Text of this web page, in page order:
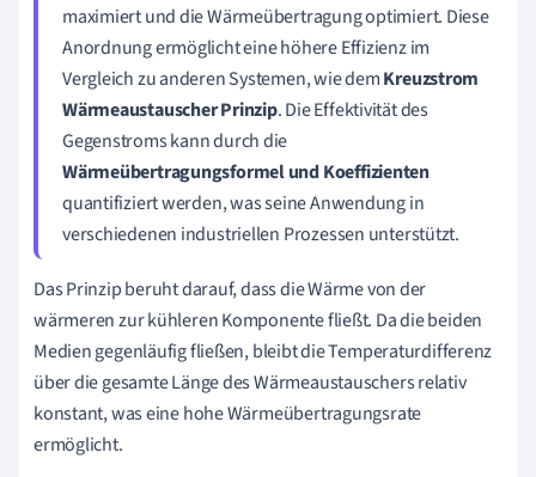
maximiert und die Wärmeübertragung optimiert. Diese
Anordnung ermöglicht eine höhere Effizienz im
Vergleich zu anderen Systemen, wie demKreuzstrom
Wärmeaustauscher Prinzip. Die Effektivität des
Gegenstroms kann durch die
Wärmeübertragungsformel und Koeffizienten
quantifiziert werden, was seine Anwendung in
verschiedenen industriellen Prozessen unterstützt.
Das Prinzip beruht darauf, dass die Wärme von der
wärmeren zur kühleren Komponente fließt. Da die beiden
Medien gegenläufig fließen, bleibt die Temperaturdifferenz
über die gesamte Länge des Wärmeaustauschers relativ
konstant, was eine hohe Wärmeübertragungsrate
ermöglicht.